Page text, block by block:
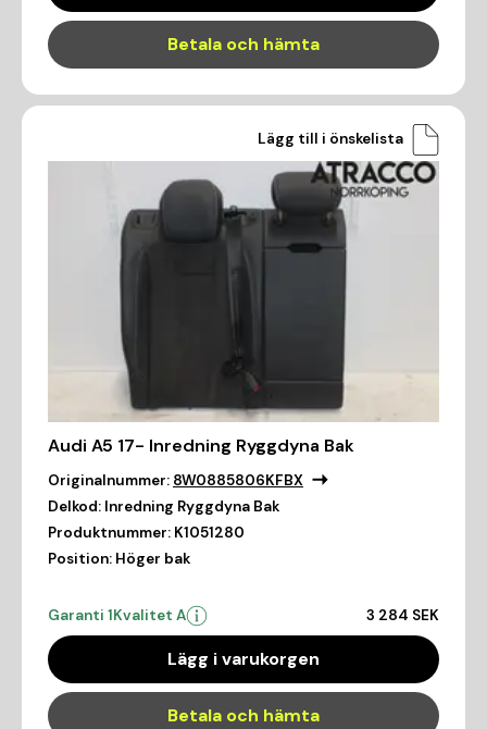
Betala och hämta
Lägg till i önskelista
Audi A5 17- Inredning Ryggdyna Bak
Originalnummer: 8W0885806KFBX
Delkod: Inredning Ryggdyna Bak
Produktnummer: K1051280
Position: Höger bak
Garanti 1Kvalitet A 3 284 SEK
Lägg i varukorgen
Betala och hämta